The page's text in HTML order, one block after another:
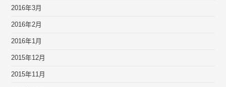
2016年3月
2016年2月
2016年1月
2015年12月
2015年11月